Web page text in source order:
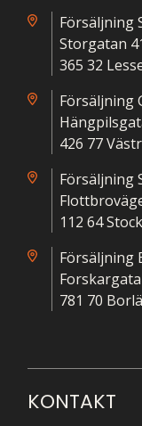
Försäljning
Storgatan
365 32
Försäljning
426 77
Försäljning
112 64
Försäljning
781 70
KONTAKT